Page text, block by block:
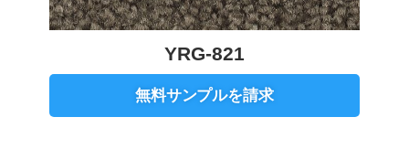
YRG-821
無料サンプルを請求